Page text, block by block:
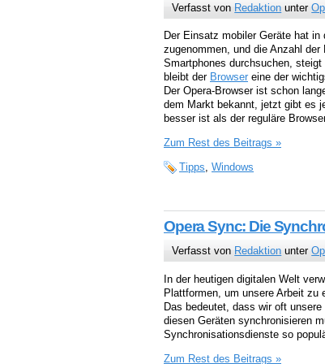
Verfasst von Redaktion unter
Der Einsatz mobiler Geräte hat
zugenommen, und die Anzahl
Smartphones durchsuchen,
bleibt der Browser eine der
Der Opera-Browser ist schon
dem Markt bekannt, jetzt gibt es
besser ist als der reguläre
Zum Rest des Beitrags »
Tipps, Windows
Opera Sync: Die
Verfasst von Redaktion unter
In der heutigen digitalen Welt
Plattformen, um unsere Arbeit zu
Das bedeutet, dass wir oft
diesen Geräten synchronisieren
Synchronisationsdienste so
Zum Rest des Beitrags »